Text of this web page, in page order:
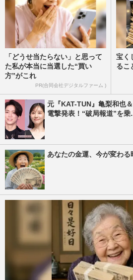
「どうせ当たらない」と思って
た私が本当に当選した“買い
方”がこれ
PR(合同会社デジタルファーム )
宝く
るこ
元『KAT-TUN』亀梨和也
電撃発表！“破局報道”を乗
あなたの金運、今が変わ